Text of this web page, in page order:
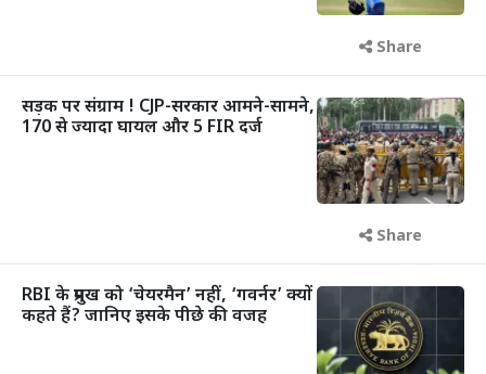
Share
सड़क पर संग्राम ! CJP-सरकार आमने-सामने,
170 से ज्यादा घायल और 5 FIR दर्ज
Share
RBI के प्रमुख को ‘चेयरमैन’ नहीं, ‘गवर्नर’ क्यों
कहते हैं? जानिए इसके पीछे की वजह